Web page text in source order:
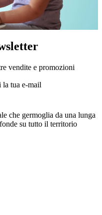
vendite e promozioni
la tua e-mail
che germoglia da una lunga
su tutto il territorio